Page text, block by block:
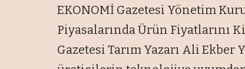
EKONOMİ Gazetesi Yönetim
Piyasalarında Ürün Fiyatlarını
Gazetesi Tarım Yazarı Ali Ekber